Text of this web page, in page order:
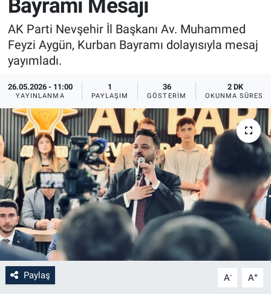
Bayramı Mesajı
AK Parti Nevşehir İl Başkanı Av. Muhammed
Feyzi Aygün, Kurban Bayramı dolayısıyla mesaj
yayımladı.
26.05.2026 - 11:00
YAYINLANMA
1
PAYLAŞIM
36
GÖSTERIM
2 DK
OKUNMA SÜRESI
Paylaş A- A+
Sağlık
Yerel
Genel
Asayiş
İlan - Duyuru- Mesaj
Türkiye Gündemi
Sizden Gelenler
Yaşam
Sağlık
Eğitim
Kültür
3.Sayfa
Medya
İlan - Duyuru- Mesaj
Türkiye Gündemi
Sizden Gelenler